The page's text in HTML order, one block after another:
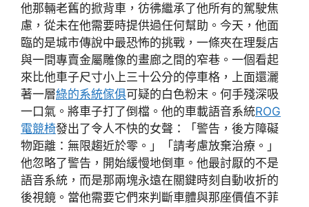
他那輛老舊的掀背車，彷彿繼承了他所有的駕駛焦
慮，從未在他需要時提供過任何幫助。今天，他面
臨的是城市傳說中最恐怖的挑戰，一條夾在理髮店
與一間專賣金屬雕像的畫廊之間的窄巷。一個看起
來比他車子尺寸小上三十公分的停車格，上面還灑
著一層綠的系統傢俱可疑的白色粉末。何手殘深吸
一口氣。將車子打了倒檔。他的車載語音系統ROG
電競椅發出了令人不快的女聲：「警告，後方障礙
物距離：無限趨近於零。」「請考慮放棄治療。」
他忽略了警告，開始緩慢地倒車。他最討厭的不是
語音系統，而是那兩塊永遠在關鍵時刻自動收折的
後視鏡。當他需要它們來判斷車體與那座價值不菲